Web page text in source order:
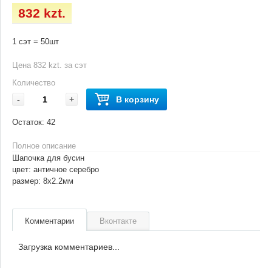
832 kzt.
1 сэт = 50шт
Цена 832 kzt. за сэт
Количество
- + В корзину
Остаток: 42
Полное описание
Шапочка для бусин
цвет: античное серебро
размер: 8х2.2мм
Комментарии Вконтакте
Загрузка комментариев...